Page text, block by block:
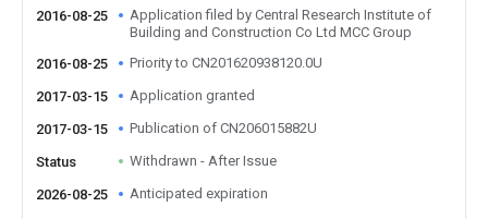
2016-08-25
Application filed by Central Research Institute of
Building and Construction Co Ltd MCC Group
2016-08-25
Priority to CN201620938120.0U
2017-03-15 Application granted
2017-03-15 Publication of CN206015882U
Status Withdrawn - After Issue
2026-08-25 Anticipated expiration